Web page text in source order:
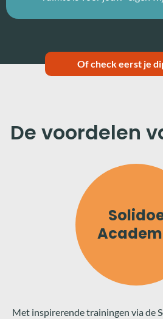
Of check eerst je
De voordelen
Met inspirerende trainingen via de